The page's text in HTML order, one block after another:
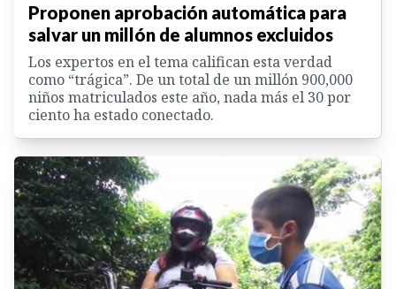
Proponen aprobación automática para
salvar un millón de alumnos excluidos
Los expertos en el tema califican esta verdad
como “trágica”. De un total de un millón 900,000
niños matriculados este año, nada más el 30 por
ciento ha estado conectado.